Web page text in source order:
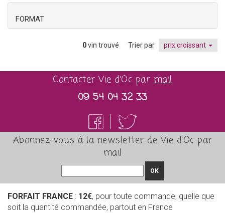
FORMAT
0vin trouvé Trier par prix croissant
Contacter Vie d'Oc parmail
09 54 04 32 33
Abonnez-vous à la newsletter de Vie d'Oc par
mail
OK
FORFAIT FRANCE : 12€, pour toute commande, quelle que
soit la quantité commandée, partout en France